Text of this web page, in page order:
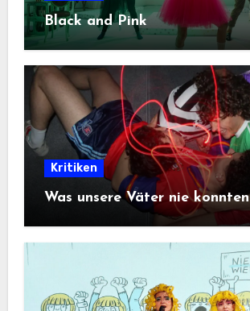
Black and Pink
Kritiken
Was unsere Väter nie konnten